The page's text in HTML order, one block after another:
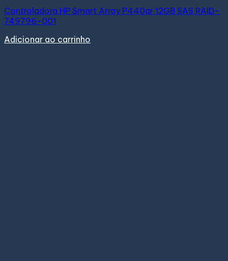
Controladora HP Smart Array P440ar 12GB SAS RAID-
749796-001
Adicionar ao carrinho